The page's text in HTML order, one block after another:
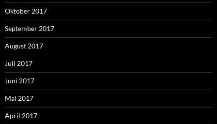
Oktober 2017
September 2017
August 2017
Juli 2017
Juni 2017
Mai 2017
April 2017